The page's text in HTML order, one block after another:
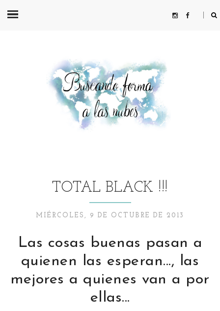
TOTAL BLACK !!!
MIÉRCOLES, 9 DE OCTUBRE DE 2013
Las cosas buenas pasan a
quienen las esperan..., las
mejores a quienes van a por
ellas...